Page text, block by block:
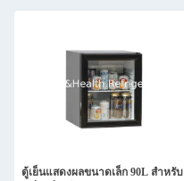
ตู้เย็นแสดงผลขนาดเล็ก 90L สำหรับ